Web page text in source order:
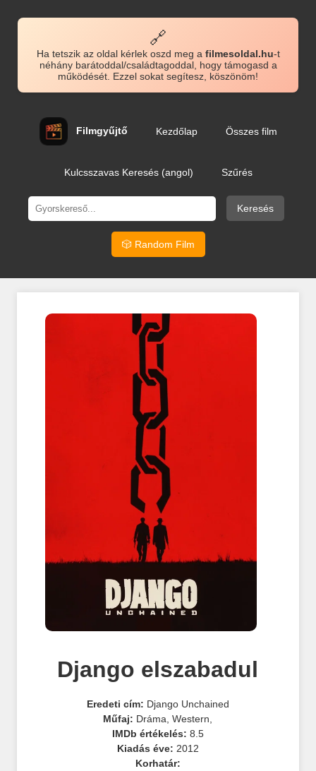
🔗
Ha tetszik az oldal kérlek oszd meg a filmesoldal.hu-t
néhány barátoddal/családtagoddal, hogy támogasd a
működését. Ezzel sokat segítesz, köszönöm!
Filmgyűjtő Kezdőlap Összes film
Kulcsszavas Keresés (angol) Szűrés
Keresés
🎲 Random Film
Django elszabadul
Eredeti cím: Django Unchained
Műfaj: Dráma ,Western
IMDb értékelés: 8.5
Kiadás éve: 2012
Korhatár: